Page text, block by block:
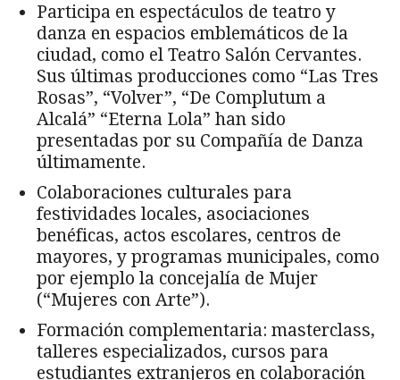
Participa en espectáculos de teatro y
danza en espacios emblemáticos de la
ciudad, como el Teatro Salón Cervantes.
Sus últimas producciones como “Las Tres
Rosas”, “Volver”, “De Complutum a
Alcalá” “Eterna Lola” han sido
presentadas por su Compañía de Danza
últimamente.
Colaboraciones culturales para
festividades locales, asociaciones
benéficas, actos escolares, centros de
mayores, y programas municipales, como
por ejemplo la concejalía de Mujer
(“Mujeres con Arte”).
Formación complementaria: masterclass,
talleres especializados, cursos para
estudiantes extranjeros en colaboración